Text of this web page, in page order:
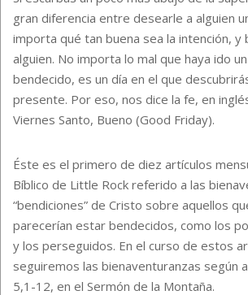
gran diferencia entre desearle a alguien
importa qué tan buena sea la intención, y
alguien. No importa lo mal que haya ido
bendecido, es un día en el que
presente. Por eso, nos dice la fe, en
Viernes Santo, Bueno (Good Friday).
Éste es el primero de diez artículos
Bíblico de Little Rock referido a las
“bendiciones” de Cristo sobre aquellos
parecerían estar bendecidos, como los
y los perseguidos. En el curso de estos
seguiremos las bienaventuranzas según
5,1-12, en el Sermón de la Montaña.